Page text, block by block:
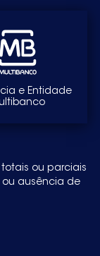
e Entidade
ou parciais
ausência de